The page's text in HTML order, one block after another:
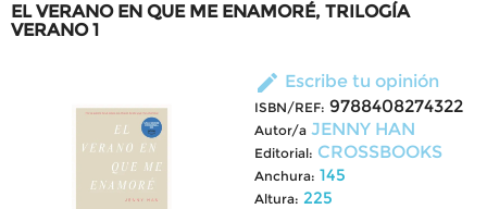
EL VERANO EN QUE ME ENAMORÉ, TRILOGÍA
VERANO 1
edit Escribe tu opinión
ISBN/REF: 9788408274322
Autor/a JENNY HAN
Editorial: CROSSBOOKS
Anchura: 145
Altura: 225